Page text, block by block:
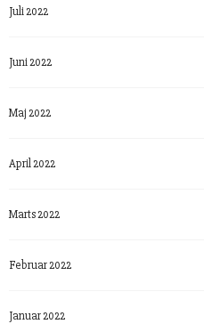
Juli 2022
Juni 2022
Maj 2022
April 2022
Marts 2022
Februar 2022
Januar 2022